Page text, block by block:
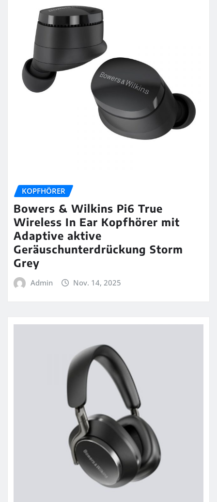
KOPFHÖRER
Bowers & Wilkins Pi6 True
Wireless In Ear Kopfhörer mit
Adaptive aktive
Geräuschunterdrückung Storm
Grey
Admin Nov. 14, 2025